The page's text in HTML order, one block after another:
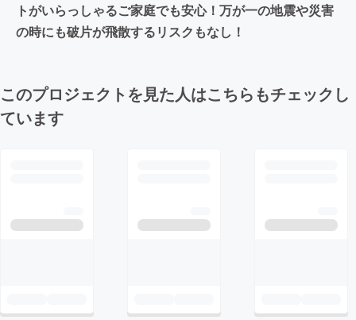
トがいらっしゃるご家庭でも安心！万が一の地震や災害
の時にも破片が飛散するリスクもなし！
このプロジェクトを見た人はこちらもチェックし
ています